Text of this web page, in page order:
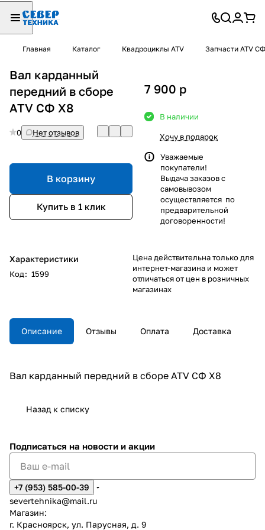
Главная Каталог Квадроциклы ATV Запчасти ATV СФ
Вал карданный
передний в сборе
ATV СФ X8
0 Нет отзывов
В корзину
Купить в 1 клик
Характеристики
Код: 1599
7 900 p
В наличии
Хочу в подарок
Уважаемые
покупатели!
Выдача заказов с
самовывозом
осуществляется по
предварительной
договоренности!
Цена действительна только для
интернет-магазина и может
отличаться от цен в розничных
магазинах
Описание Отзывы Оплата Доставка
Вал карданный передний в сборе ATV СФ X8
Назад к списку
Подписаться на новости и акции
+7 (953) 585-00-39
severtehnika@mail.ru
Магазин:
г. Красноярск, ул. Парусная, д. 9